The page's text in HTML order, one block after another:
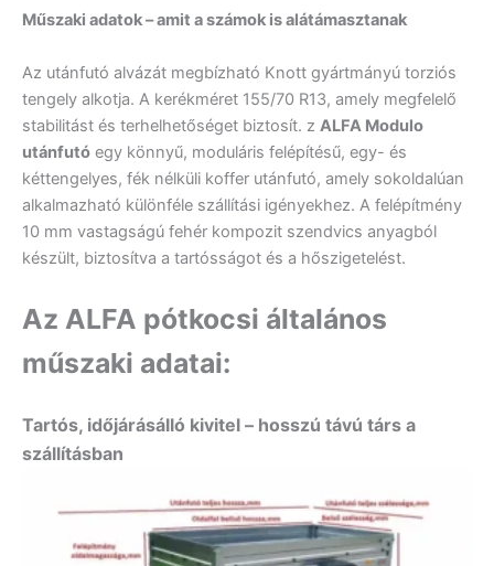
Műszaki adatok – amit a számok is alátámasztanak
Az utánfutó alvázát megbízható Knott gyártmányú torziós
tengely alkotja. A kerékméret 155/70 R13, amely megfelelő
stabilitást és terhelhetőséget biztosít. z ALFA Modulo
utánfutó egy könnyű, moduláris felépítésű, egy- és
kéttengelyes, fék nélküli koffer utánfutó, amely sokoldalúan
alkalmazható különféle szállítási igényekhez. A felépítmény
10 mm vastagságú fehér kompozit szendvics anyagból
készült, biztosítva a tartósságot és a hőszigetelést.
Az ALFA pótkocsi általános
műszaki adatai:
Tartós, időjárásálló kivitel – hosszú távú társ a
szállításban